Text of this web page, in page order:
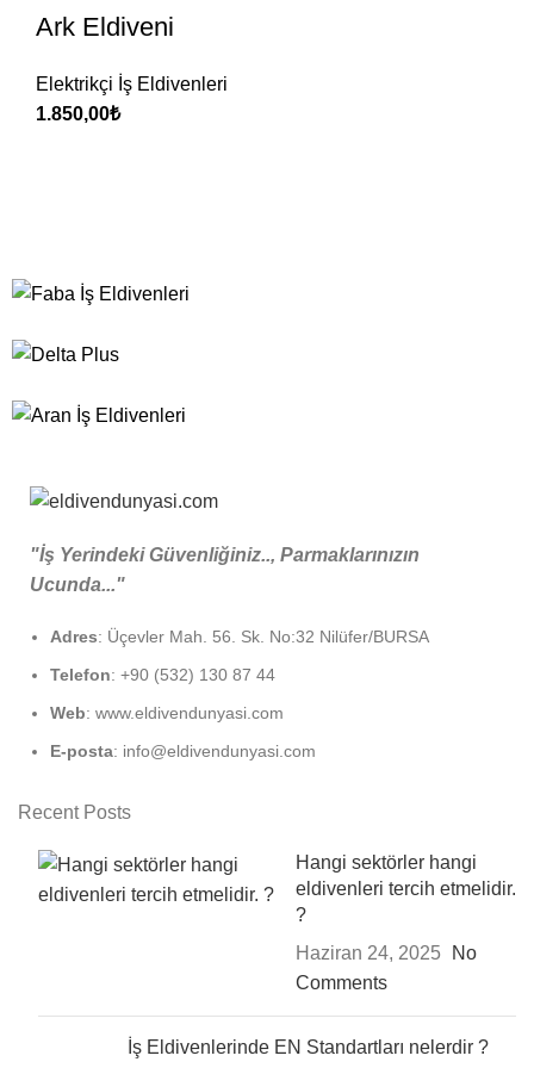
Ark Eldiveni
Elektrikçi İş Eldivenleri
1.850,00₺
"İş Yerindeki Güvenliğiniz.., Parmaklarınızın
Ucunda..."
Adres: Üçevler Mah. 56. Sk. No:32 Nilüfer/BURSA
Telefon: +90 (532) 130 87 44
Web: www.eldivendunyasi.com
E-posta: info@eldivendunyasi.com
Recent Posts
Hangi sektörler hangi
eldivenleri tercih etmelidir.
?
Haziran 24, 2025
No
Comments
İş Eldivenlerinde EN Standartları nelerdir ?